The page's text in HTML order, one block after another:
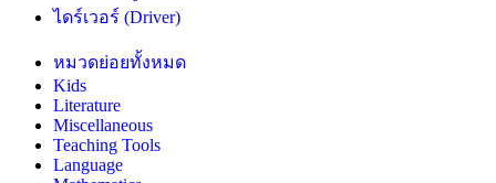
ไดร์เวอร์ (Driver)
หมวดย่อยทั้งหมด
Kids
Literature
Miscellaneous
Teaching Tools
Language